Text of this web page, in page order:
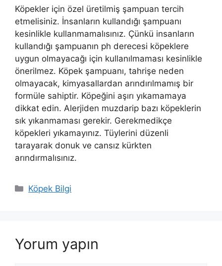
Köpekler için özel üretilmiş şampuan tercih
etmelisiniz. İnsanların kullandığı şampuanı
kesinlikle kullanmamalısınız. Çünkü insanların
kullandığı şampuanın ph derecesi köpeklere
uygun olmayacağı için kullanılmaması kesinlikle
önerilmez. Köpek şampuanı, tahrişe neden
olmayacak, kimyasallardan arındırılmamış bir
formüle sahiptir. Köpeğini aşırı yıkamamaya
dikkat edin. Alerjiden muzdarip bazı köpeklerin
sık yıkanmaması gerekir. Gerekmedikçe
köpekleri yıkamayınız. Tüylerini düzenli
tarayarak donuk ve cansız kürkten
arındırmalısınız.
Kategoriler
Köpek Bilgi
Yorum yapın